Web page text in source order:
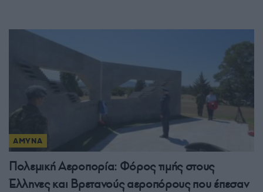
ΑΜΥΝΑ
Πολεμική Αεροπορία: Φόρος τιμής στους
Έλληνες και Βρετανούς αεροπόρους που έπεσαν